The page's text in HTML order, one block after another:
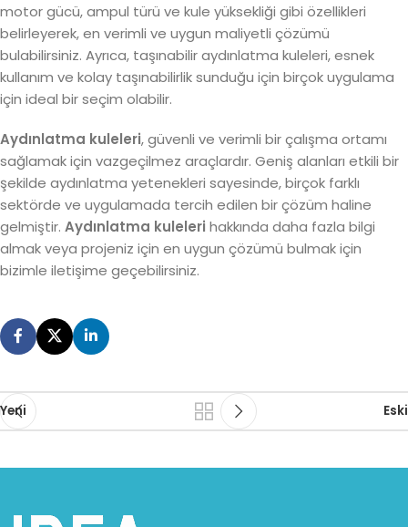
motor gücü, ampul türü ve kule yüksekliği gibi özellikleri
belirleyerek, en verimli ve uygun maliyetli çözümü
bulabilirsiniz. Ayrıca, taşınabilir aydınlatma kuleleri, esnek
kullanım ve kolay taşınabilirlik sunduğu için birçok uygulama
için ideal bir seçim olabilir.
Aydınlatma kuleleri, güvenli ve verimli bir çalışma ortamı
sağlamak için vazgeçilmez araçlardır. Geniş alanları etkili bir
şekilde aydınlatma yetenekleri sayesinde, birçok farklı
sektörde ve uygulamada tercih edilen bir çözüm haline
gelmiştir. Aydınlatma kuleleri hakkında daha fazla bilgi
almak veya projeniz için en uygun çözümü bulmak için
bizimle iletişime geçebilirsiniz.
Yeni Eski